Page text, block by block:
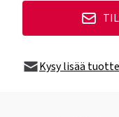
Kysy lisää